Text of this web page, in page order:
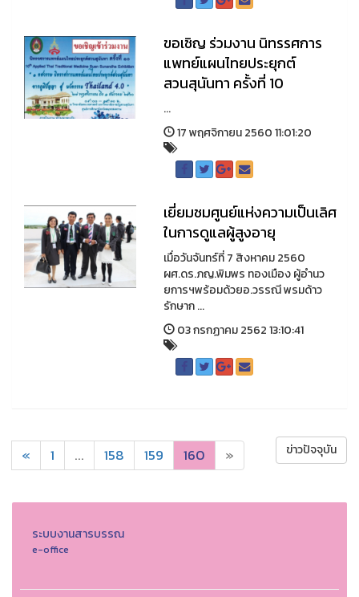
ขอเชิญ ร่วมงาน นิทรรศการ
แพทย์แผนไทยประยุกต์
สวนสุนันทา ครั้งที่ 10
...
17 พฤศจิกายน 2560 11:01:20
เยี่ยมชมศูนย์แห่งความเป็นเลิศ
ในการดูแลผู้สูงอายุ
เมื่อวันจันทร์ที่ 7 สิงหาคม 2560
ผศ.ดร.ภญ.พิมพร ทองเมือง ผู้อำนว
ยการฯพร้อมด้วยอ.วรรณี พรมด้าว
รักษาก ...
03 กรกฏาคม 2562 13:10:41
« 1 ... 158 159 160 » ข่าวปัจจุบัน
ระบบงานสารบรรณ
e-office